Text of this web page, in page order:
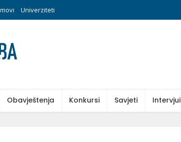
Univerziteti
Obavještenja Konkursi Savjeti Intervjui